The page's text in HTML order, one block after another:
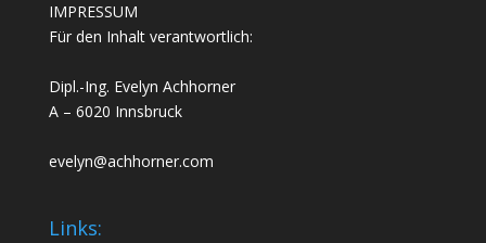
IMPRESSUM
Für den Inhalt verantwortlich:
Dipl.-Ing. Evelyn Achhorner
A – 6020 Innsbruck
evelyn@achhorner.com
Links: